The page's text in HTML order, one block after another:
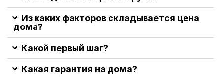
Из каких факторов складывается цена
дома?
Какой первый шаг?
Какая гарантия на дома?